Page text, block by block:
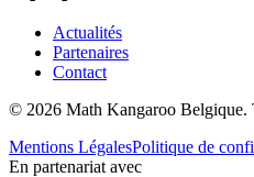
Actualités
Partenaires
Contact
© 2026 Math Kangaroo Belgique.
Mentions LégalesPolitique de
En partenariat avec